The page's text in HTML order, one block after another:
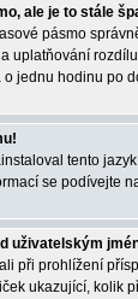
ale je to stále
pásmo
uplatňování
jednu hodinu po
tento
se podívejte
uživatelským
při prohlížení
ukazující, kolik